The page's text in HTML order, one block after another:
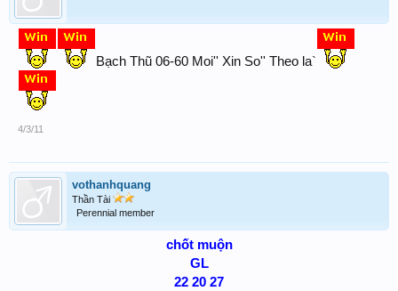
Bạch Thũ 06-60 Moi'' Xin So'' Theo la`
4/3/11
vothanhquang
Thần Tài
Perennial member
chốt muộn
GL
22 20 27